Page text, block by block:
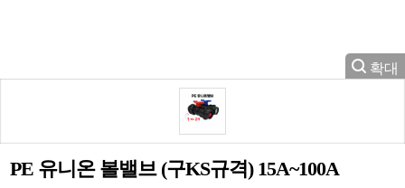
PE 유니온 볼밸브 (구KS규격) 15A~100A